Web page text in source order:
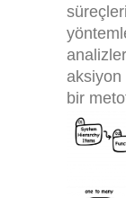
aksiyon
bir